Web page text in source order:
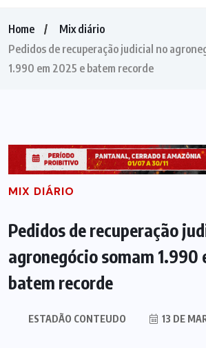
Home
Mix diário
Pedidos de recuperação judicial no
1.990 em 2025 e batem recorde
MIX DIÁRIO
Pedidos de recuperação
agronegócio somam 1.990
batem recorde
ESTADÃO CONTEUDO 13 DE